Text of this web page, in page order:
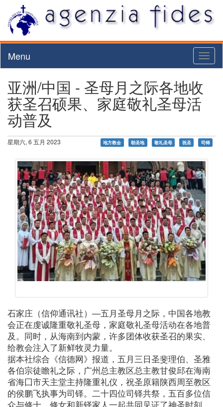
Menu
亚洲/中国 - 圣母月之际各地收
获圣召硕果、家庭敬礼圣母活
动普及
星期六, 6 五月 2023 地方教会 朝圣地 敬礼圣母 祝圣 司铎
石家庄（信仰通讯社）—五月圣母月之际，中国各地教
会正在虔诚隆重敬礼圣母，家庭敬礼圣母活动在各地普
及。同时，从海南到内蒙，许多团体收获圣召的果实、
给教会注入了新鲜牧灵力量。
据本社综合《信德网》报道，五月三日圣斐理伯、圣雅
各伯宗徒瞻礼之际，广州总主教区总主教甘俊邱在海南
省海囗市天主堂主持隆重礼仪，祝圣原籍陕西周至教区
的侯鹏飞执事为司铎。二十四位司铎共祭，五百多位信
众与修士、修女和新铎家人一起共同见证了神圣时刻。